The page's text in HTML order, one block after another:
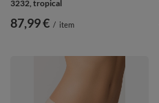
3232, tropical
87,99 € / item